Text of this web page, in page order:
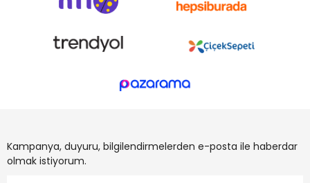
Kampanya, duyuru, bilgilendirmelerden e-posta ile haberdar
olmak istiyorum.